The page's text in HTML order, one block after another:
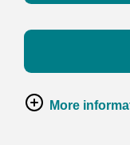
More